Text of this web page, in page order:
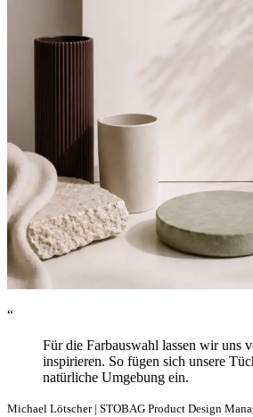
“
Für die Farbauswahl lassen wir uns
inspirieren. So fügen sich unsere
natürliche Umgebung ein.
Michael Lötscher | STOBAG Product Design